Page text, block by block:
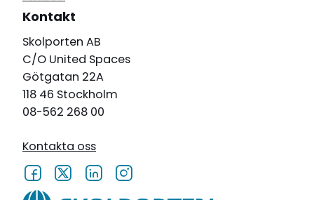
Kontakt
Skolporten AB
C/O United Spaces
Götgatan 22A
118 46 Stockholm
08-562 268 00
Kontakta oss